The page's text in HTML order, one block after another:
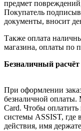
предмет
Покупатель
документы, вносит
Также оплата
магазина, оплаты по
Безналичный расчёт
При оформлении
безналичной
Card. Чтобы оплатить
системы ASSIST, где
действия, имя